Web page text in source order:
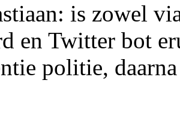
is zowel
en Twitter bot
politie,